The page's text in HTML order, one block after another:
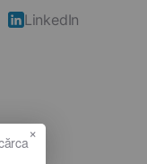
LinkedIn
×